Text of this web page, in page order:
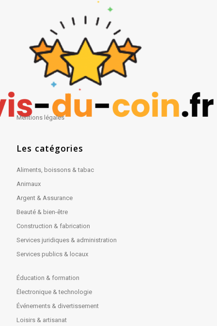
Mentions légales
Les catégories
Aliments, boissons & tabac
Animaux
Argent & Assurance
Beauté & bien-être
Construction & fabrication
Services juridiques & administration
Services publics & locaux
Éducation & formation
Électronique & technologie
Événements & divertissement
Loisirs & artisanat